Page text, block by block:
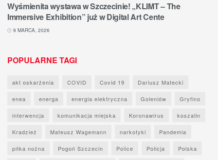
Wyśmienita wystawa w Szczecinie! „KLIMT – The
Immersive Exhibition” już w Digital Art Cente
9 MARCA, 2026
POPULARNE TAGI
akt oskarżenia COVID Covid 19 Dariusz Matecki
enea energa energia elektryczna Goleniów Gryfino
interwencja komunikacja miejska Koronawirus koszalin
Kradzież Mateusz Wagemann narkotyki Pandemia
piłka nożna Pogoń Szczecin Police Policja Polska